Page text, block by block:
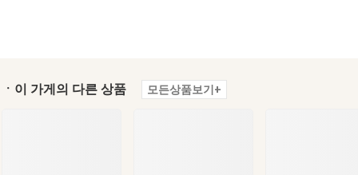
ㆍ이 가게의 다른 상품 모든상품보기+